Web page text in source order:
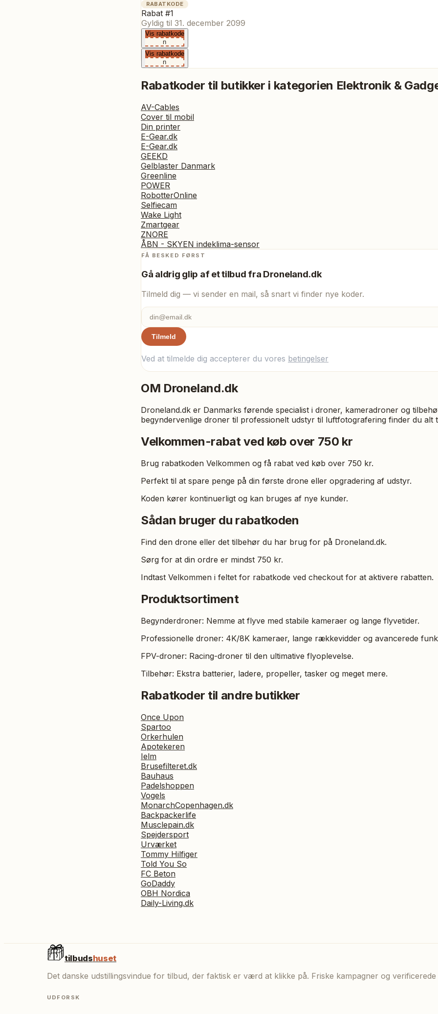
RABATKODE
Rabat #1
Gyldig til 31. december 2099
Vis rabatkode
n
Vis rabatkode
n
Rabatkoder til butikker i kategorien Elektronik &
AV-Cables
Cover til mobil
Din printer
E-Gear.dk
E-Gear.dk
GEEKD
Gelblaster Danmark
Greenline
POWER
RobotterOnline
Selfiecam
Wake Light
Zmartgear
ZNORE
ÅBN - SKYEN indeklima-sensor
FÅ BESKED FØRST
Gå aldrig glip af et tilbud fra Droneland.dk
Tilmeld dig — vi sender en mail, så snart vi finder nye koder.
Tilmeld
Ved at tilmelde dig accepterer du vores betingelser
OM Droneland.dk
Droneland.dk er Danmarks førende specialist i droner, kameradroner og
begyndervenlige droner til professionelt udstyr til luftfotografering finder du alt
Velkommen-rabat ved køb over 750 kr
Brug rabatkoden Velkommen og få rabat ved køb over 750 kr.
Perfekt til at spare penge på din første drone eller opgradering af udstyr.
Koden kører kontinuerligt og kan bruges af nye kunder.
Sådan bruger du rabatkoden
Find den drone eller det tilbehør du har brug for på Droneland.dk.
Sørg for at din ordre er mindst 750 kr.
Indtast Velkommen i feltet for rabatkode ved checkout for at aktivere rabatten.
Produktsortiment
Begynderdroner: Nemme at flyve med stabile kameraer og lange flyvetider.
Professionelle droner: 4K/8K kameraer, lange rækkevidder og avancerede
FPV-droner: Racing-droner til den ultimative flyoplevelse.
Tilbehør: Ekstra batterier, ladere, propeller, tasker og meget mere.
Rabatkoder til andre butikker
Once Upon
Spartoo
Orkerhulen
Apotekeren
Ielm
Brusefilteret.dk
Bauhaus
Padelshoppen
Vogels
MonarchCopenhagen.dk
Backpackerlife
Musclepain.dk
Spejdersport
Urværket
Tommy Hilfiger
Told You So
FC Beton
GoDaddy
OBH Nordica
Daily-Living.dk
tilbudshuset
Det danske udstillingsvindue for tilbud, der faktisk er værd at klikke på. Friske kampagner og
UDFORSK